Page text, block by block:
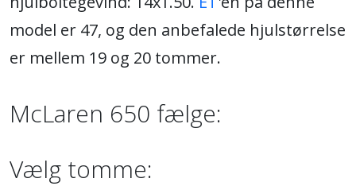
model er 47, og den anbefalede hjulstørrelse
er mellem 19 og 20 tommer.
McLaren 650 fælge:
Vælg tomme: